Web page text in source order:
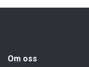
Om oss